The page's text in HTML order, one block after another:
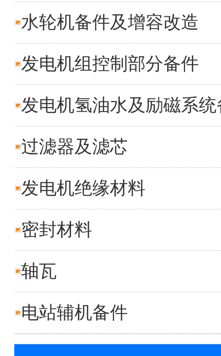
水轮机备件及增容改造
发电机组控制部分备件
发电机氢油水及励磁系统
过滤器及滤芯
发电机绝缘材料
密封材料
轴瓦
电站辅机备件